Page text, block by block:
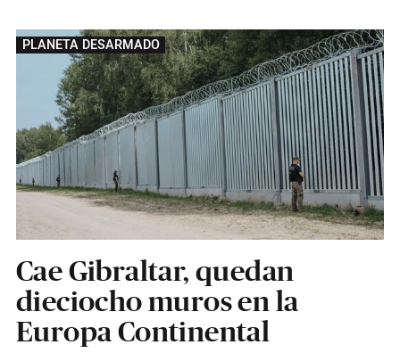
PLANETA DESARMADO
Cae Gibraltar, quedan
dieciocho muros en la
Europa Continental